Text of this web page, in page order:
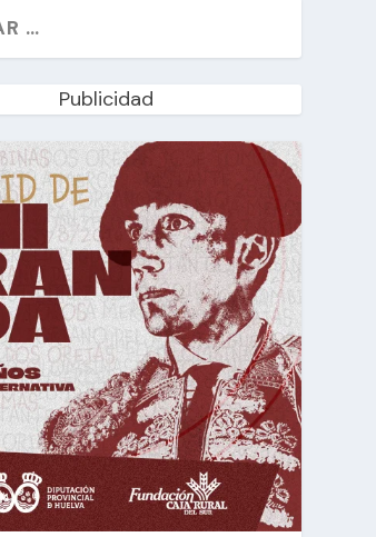
Publicidad